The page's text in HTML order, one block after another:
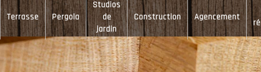
Terrasse Pergola
Studios
de
jardin
Construction Agencement